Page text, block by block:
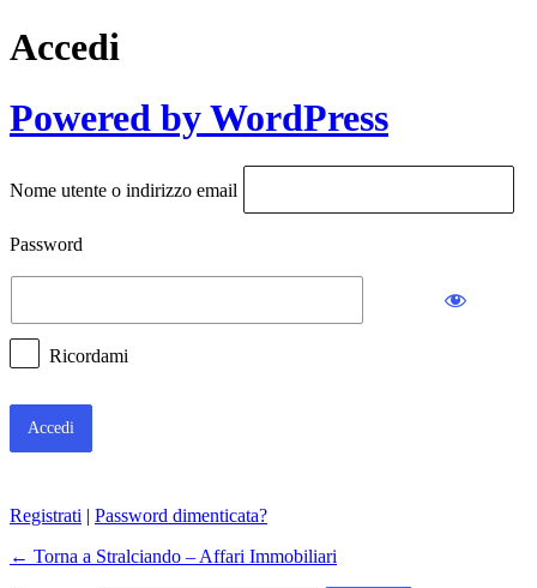
Accedi
Powered by WordPress
Nome utente o indirizzo email
Password
Ricordami
Registrati | Password dimenticata?
← Torna a Stralciando – Affari Immobiliari